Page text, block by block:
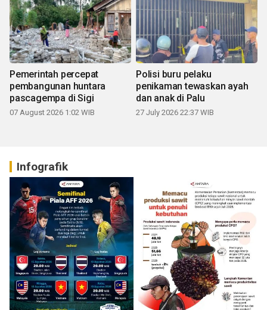
Pemerintah percepat
pembangunan huntara
pascagempa di Sigi
07 August 2026 1:02 WIB
Polisi buru pelaku
penikaman tewaskan ayah
dan anak di Palu
27 July 2026 22:37 WIB
Infografik